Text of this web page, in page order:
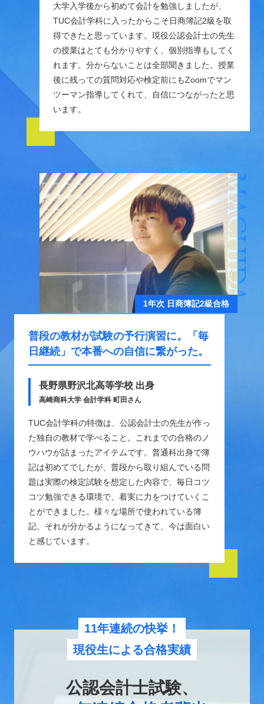
大学入学後から初めて会計を勉強しましたが、
TUC会計学科に入ったからこそ日商簿記2級を取
得できたと思っています。現役公認会計士の先生
の授業はとても分かりやすく、個別指導もしてく
れます。分からないことは全部聞きました。授業
後に残っての質問対応や検定前にもZoomでマン
ツーマン指導してくれて、自信につながったと思
います。
1年次 日商簿記2級合格
MACHIDA
普段の教材が試験の予行演習に。
「毎
日継続」で本番への自信に繋がった。
長野県野沢北高等学校 出身
高崎商科大学 会計学科 町田さん
TUC会計学科の特徴は、公認会計士の先生が作っ
た独自の教材で学べること。これまでの合格のノ
ウハウが詰まったアイテムです。普通科出身で簿
記は初めてでしたが、普段から取り組んでいる問
題は実際の検定試験を想定した内容で、毎日コツ
コツ勉強できる環境で、着実に力をつけていくこ
とができました。様々な場所で使われている簿
記、それが分かるようになってきて、今は面白い
と感じています。
11年連続の快挙！
現役生による合格実績
公認会計士試験、